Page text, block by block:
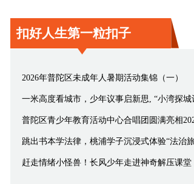
扣好人生第一粒扣子
2026年普陀区未成年人暑期活动集锦（一）
普陀区青少年教育活动中心合唱团圆满亮相
跳出书本学法律，桃浦学子沉浸式体验“法治